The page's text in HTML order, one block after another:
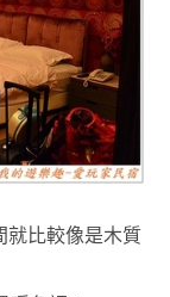
就比較像是木質